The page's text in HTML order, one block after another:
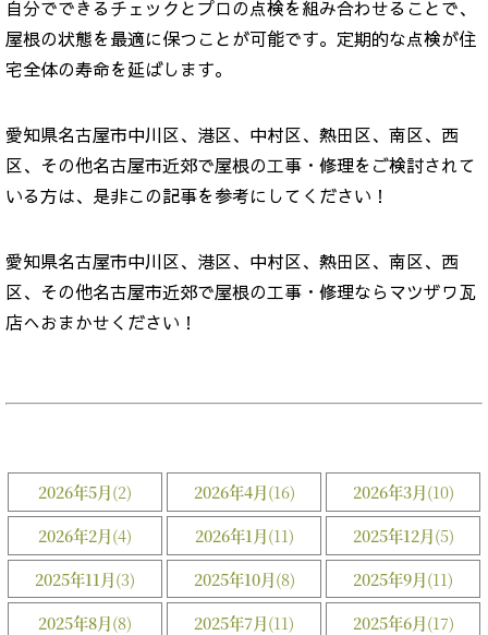
自分でできるチェックとプロの点検を組み合わせることで、
屋根の状態を最適に保つことが可能です。定期的な点検が住
宅全体の寿命を延ばします。
愛知県名古屋市中川区、港区、中村区、熱田区、南区、西
区、その他名古屋市近郊で屋根の工事・修理をご検討されて
いる方は、是非この記事を参考にしてください！
愛知県名古屋市中川区、港区、中村区、熱田区、南区、西
区、その他名古屋市近郊で屋根の工事・修理ならマツザワ瓦
店へおまかせください！
2026年5月(2) 2026年4月(16) 2026年3月(10)
2026年2月(4) 2026年1月(11) 2025年12月(5)
2025年11月(3) 2025年10月(8) 2025年9月(11)
2025年8月(8) 2025年7月(11) 2025年6月(17)